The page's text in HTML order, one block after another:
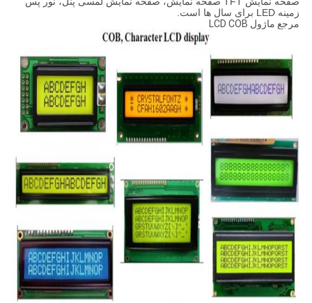
زمینه LED برای سال ها است.
مرجع ماژول LCD COB